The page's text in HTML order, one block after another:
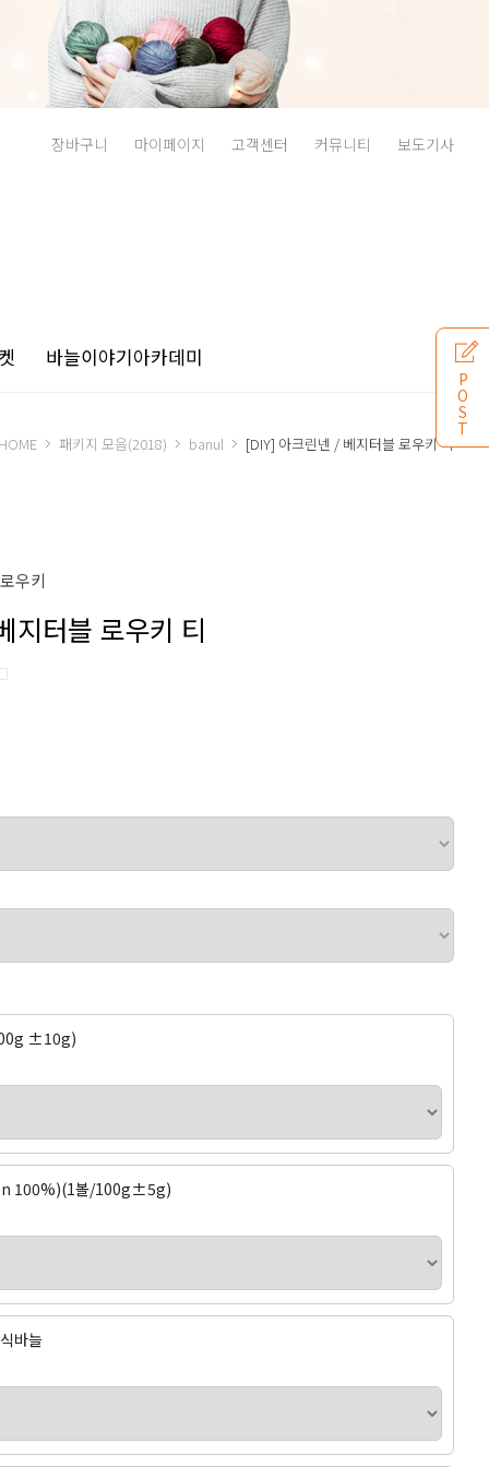
장바구니 마이페이지 고객센터 커뮤니티 보도기사
바늘이야기아카데미
HOME 패키지 모음(2018) banul [DIY] 아크린넨 / 베지터블 로우키 티
우키
지터블 로우키 티
±10g)
100%)(1볼/100g±5g)
바늘
P
O
S
T